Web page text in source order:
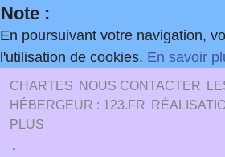
Note :
En poursuivant votre navigation,
l'utilisation de cookies. En savoir
CHARTES NOUS CONTACTER
HÉBERGEUR : 123.FR
PLUS
.